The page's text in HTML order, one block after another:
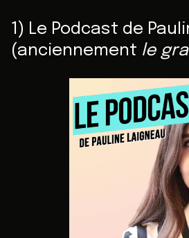
1) Le Podcast de
(anciennement le